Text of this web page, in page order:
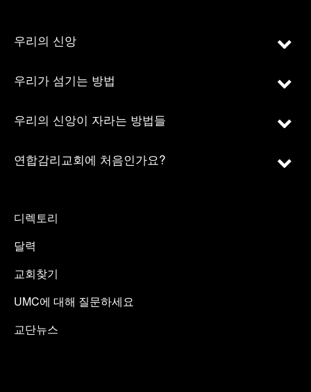
우리의 신앙
우리가 섬기는 방법
우리의 신앙이 자라는 방법들
연합감리교회에 처음인가요?
디렉토리
달력
교회찾기
UMC에 대해 질문하세요
교단뉴스